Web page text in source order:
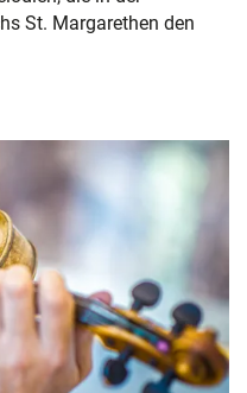
St. Margarethen den